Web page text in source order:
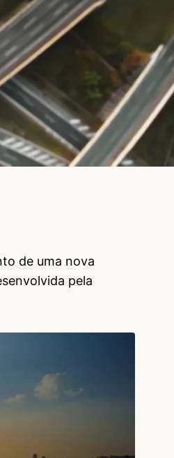
de uma nova
pela